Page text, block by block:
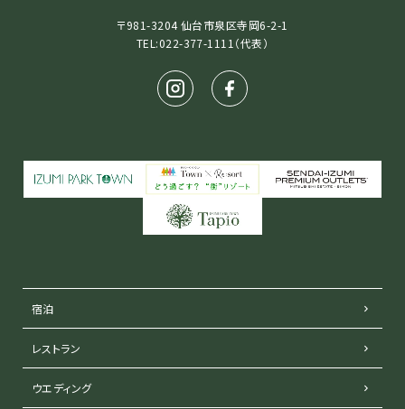
〒981-3204 仙台市泉区寺岡6-2-1
TEL:022-377-1111（代表）
宿泊
レストラン
ウエディング